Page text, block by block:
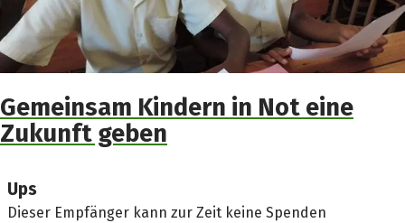
Gemeinsam Kindern in Not eine
Zukunft geben
Ups
Dieser Empfänger kann zur Zeit keine Spenden